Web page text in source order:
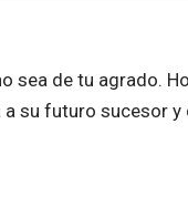
sea de tu agrado.
su futuro sucesor